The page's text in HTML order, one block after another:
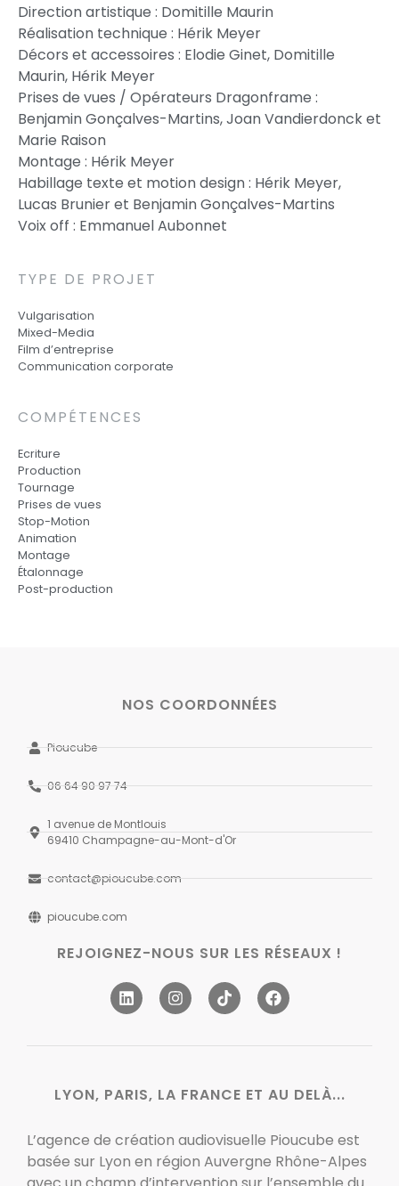
Direction artistique : Domitille Maurin
Réalisation technique : Hérik Meyer
Décors et accessoires : Elodie Ginet, Domitille
Maurin, Hérik Meyer
Prises de vues / Opérateurs Dragonframe :
Benjamin Gonçalves-Martins, Joan Vandierdonck et
Marie Raison
Montage : Hérik Meyer
Habillage texte et motion design : Hérik Meyer,
Lucas Brunier et Benjamin Gonçalves-Martins
Voix off : Emmanuel Aubonnet
TYPE DE PROJET
Vulgarisation
Mixed-Media
Film d’entreprise
Communication corporate
COMPÉTENCES
Ecriture
Production
Tournage
Prises de vues
Stop-Motion
Animation
Montage
Étalonnage
Post-production
NOS COORDONNÉES
Pioucube
06 64 90 97 74
1 avenue de Montlouis
69410 Champagne-au-Mont-d'Or
contact@pioucube.com
pioucube.com
REJOIGNEZ-NOUS SUR LES RÉSEAUX !
LYON, PARIS, LA FRANCE ET AU DELÀ...
L’agence de création audiovisuelle Pioucube est
basée sur Lyon en région Auvergne Rhône-Alpes